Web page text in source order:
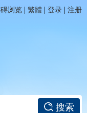
浏览 | 繁體 | 登录 | 注册
搜索